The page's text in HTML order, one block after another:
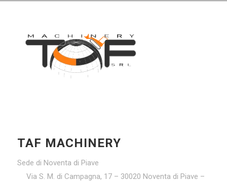
TAF MACHINERY
Sede di Noventa di Piave
Via S. M. di Campagna, 17 – 30020 Noventa di Piave –